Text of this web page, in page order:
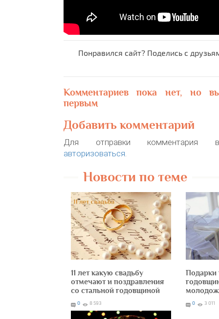
Понравился сайт? Поделись с
Комментариев пока нет, но
первым
Добавить комментарий
Для отправки комментария
авторизоваться
Новости по теме
11 лет какую свадьбу
отмечают и поздравления
со стальной годовщиной
0 8 593
Подарки
0 3 011